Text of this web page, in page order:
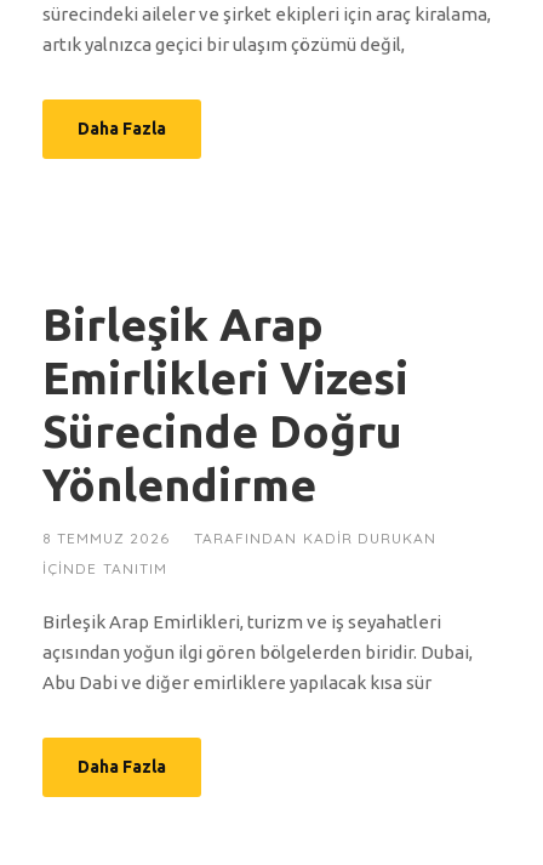
sürecindeki aileler ve şirket ekipleri için araç kiralama,
artık yalnızca geçici bir ulaşım çözümü değil,
Daha Fazla
Birleşik Arap
Emirlikleri Vizesi
Sürecinde Doğru
Yönlendirme
8 TEMMUZ 2026 TARAFINDAN KADIR DURUKAN
IÇINDE TANITIM
Birleşik Arap Emirlikleri, turizm ve iş seyahatleri
açısından yoğun ilgi gören bölgelerden biridir. Dubai,
Abu Dabi ve diğer emirliklere yapılacak kısa sür
Daha Fazla